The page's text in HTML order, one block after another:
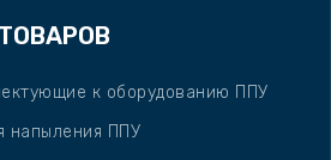
к оборудованию ППУ
напыления ППУ